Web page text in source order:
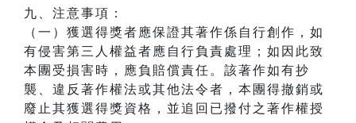
九、注意事項：
（一）獲選得獎者應保證其著作係自行創作，如
有侵害第三人權益者應自行負責處理；如因此致
本團受損害時，應負賠償責任。該著作如有抄
襲、違反著作權法或其他法令者，本團得撤銷或
廢止其獲選得獎資格，並追回已撥付之著作權授